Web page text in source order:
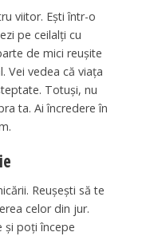
viitor. Ești într-o
pe ceilalți cu
de mici reușite
Vei vedea că viața
Totuși, nu
ta. Ai încredere în
Reușești să te
celor din jur.
și poți începe